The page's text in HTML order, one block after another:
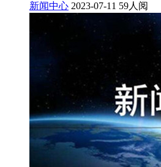
新闻中心 2023-07-11 59人阅